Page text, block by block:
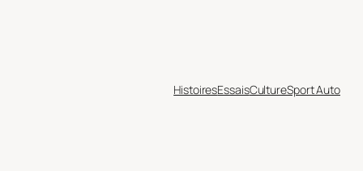
HistoiresEssaisCultureSport Auto